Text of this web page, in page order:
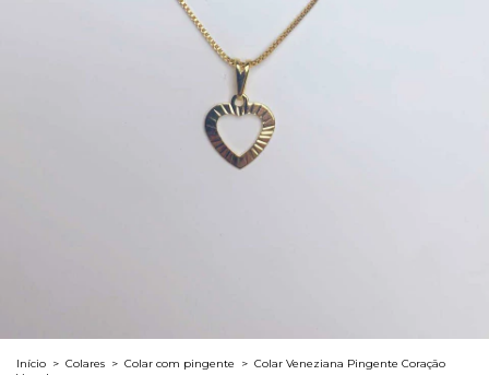
Início > Colares > Colar com pingente > Colar Veneziana Pingente Coração